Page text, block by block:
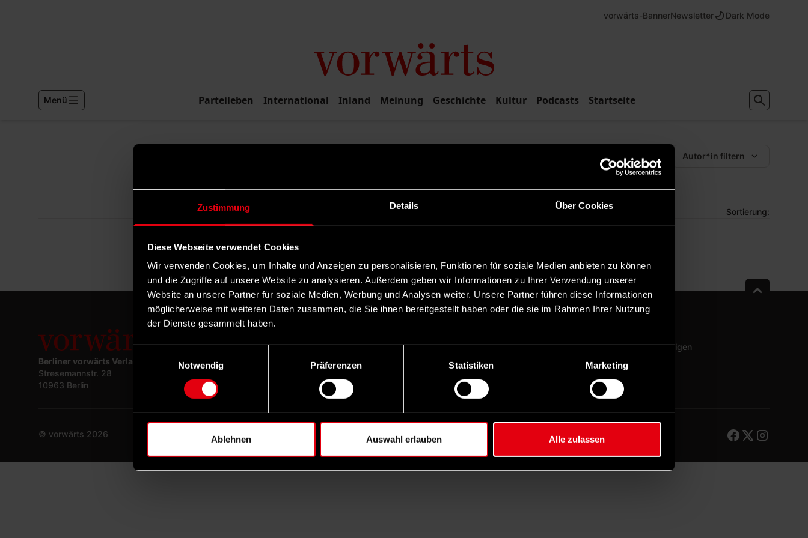
Zustimmung Details Über Cookies
Diese Webseite verwendet Cookies
Wir verwenden Cookies, um Inhalte und Anzeigen zu personalisieren, Funktionen für soziale Medien anbieten zu können
und die Zugriffe auf unsere Website zu analysieren. Außerdem geben wir Informationen zu Ihrer Verwendung unserer
Website an unsere Partner für soziale Medien, Werbung und Analysen weiter. Unsere Partner führen diese Informationen
möglicherweise mit weiteren Daten zusammen, die Sie ihnen bereitgestellt haben oder die sie im Rahmen Ihrer Nutzung
der Dienste gesammelt haben.
Notwendig
Präferenzen Statistiken Marketing
Ablehnen Auswahl erlauben Alle zulassen
vorwärts-BannerNewsletter Dark Mode
Menü Parteileben International Inland Meinung Geschichte Kultur Podcasts Startseite
Schlagwörter filtern Autor*in filtern
Sortierung:
Berliner vorwärts Verlagsgesellschaft mbH
Stresemannstr. 28
10963 Berlin
Datenschutz
Netiquette
Sponsoring & Anzeigen
© vorwärts 2026